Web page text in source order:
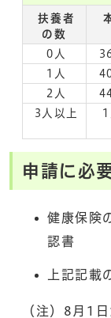
扶養者
の数
0人
1人
2人
3人以上
申請に必
健康保険
認書
上記記載
（注）8月1